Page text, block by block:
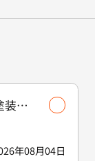
装の
年08月04日